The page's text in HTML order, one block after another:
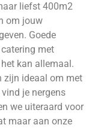
liefst 400m2
om jouw
Goede
met
kan allemaal.
zijn ideaal om met
je nergens
we uiteraard voor
maar aan onze